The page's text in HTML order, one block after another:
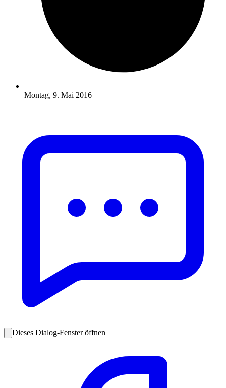
Montag, 9. Mai 2016
Dieses Dialog-Fenster öffnen